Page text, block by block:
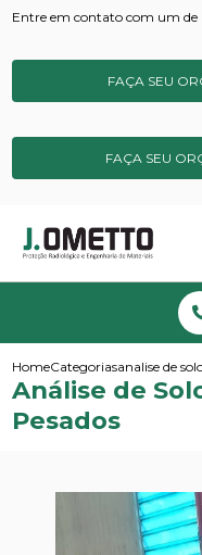
Entre em contato com um de
FAÇA SEU
FAÇA SEU
HomeCategoriasanalise de
Análise de
Pesados